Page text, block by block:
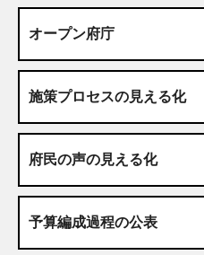
オープン府庁
施策プロセスの見える化
府民の声の見える化
予算編成過程の公表